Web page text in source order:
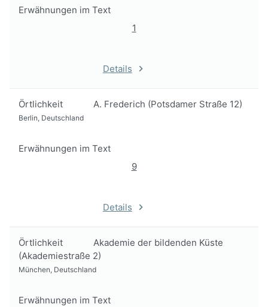
Erwähnungen im Text
1
Details
Örtlichkeit A. Frederich (Potsdamer Straße 12)
Berlin, Deutschland
Erwähnungen im Text
9
Details
Örtlichkeit
Akademie der bildenden Küste
(Akademiestraße 2)
München, Deutschland
Erwähnungen im Text